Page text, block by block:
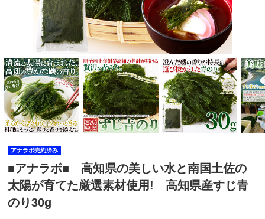
アナラボ売約済み
■アナラボ■ 高知県の美しい水と南国土佐の
太陽が育てた厳選素材使用! 高知県産すじ青
のり30g